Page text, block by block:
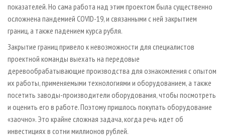
показателей. Но сама работа над этим проектом была существенно
осложнена пандемией COVID-19, и связанными с ней закрытием
границ, а также падением курса рубля.
Закрытие границ привело к невозможности для специалистов
проектной команды выехать на передовые
деревообрабатывающие производства для ознакомления с опытом
их работы, применяемыми технологиями и оборудованием, а также
посетить заводы-производители оборудования, чтобы посмотреть
и оценить его в работе. Поэтому пришлось покупать оборудование
«заочно». Это крайне сложная задача, когда речь идет об
инвестициях в сотни миллионов рублей.